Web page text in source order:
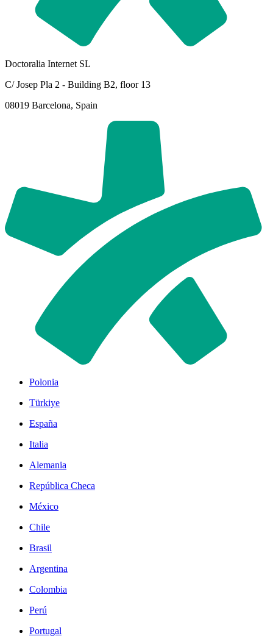
Doctoralia Internet SL
C/ Josep Pla 2 - Building B2, floor 13
08019 Barcelona, Spain
Polonia
Türkiye
España
Italia
Alemania
República Checa
México
Chile
Brasil
Argentina
Colombia
Perú
Portugal